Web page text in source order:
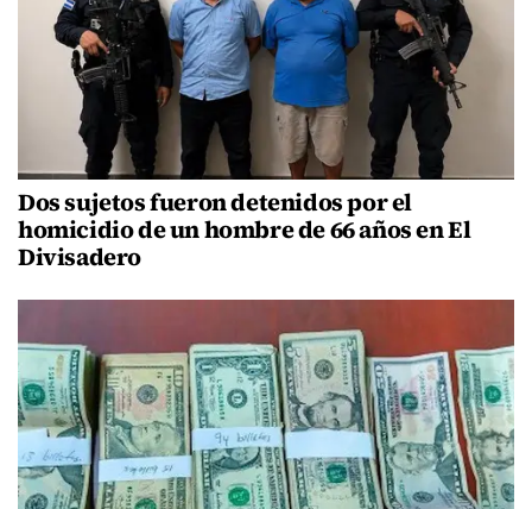
Dos sujetos fueron detenidos por el
homicidio de un hombre de 66 años en El
Divisadero